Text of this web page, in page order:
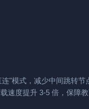
"模式，减少中间跳转节
速度提升 3-5 倍，保障